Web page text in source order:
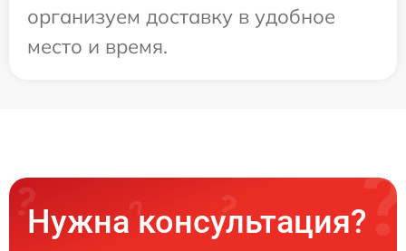
организуем доставку в удобное
место и время.
Нужна консультация?